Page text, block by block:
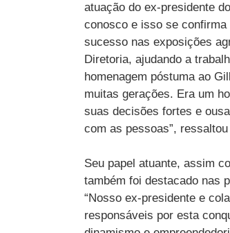
atuação do ex-presidente
conosco e isso se
sucesso nas exposições
Diretoria, ajudando a
homenagem póstuma ao
muitas gerações. Era um
suas decisões fortes e
com as pessoas”,
Seu papel atuante, assim
também foi destacado nas
“Nosso ex-presidente e
responsáveis por esta